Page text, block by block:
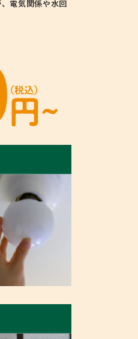
電気関係や水回